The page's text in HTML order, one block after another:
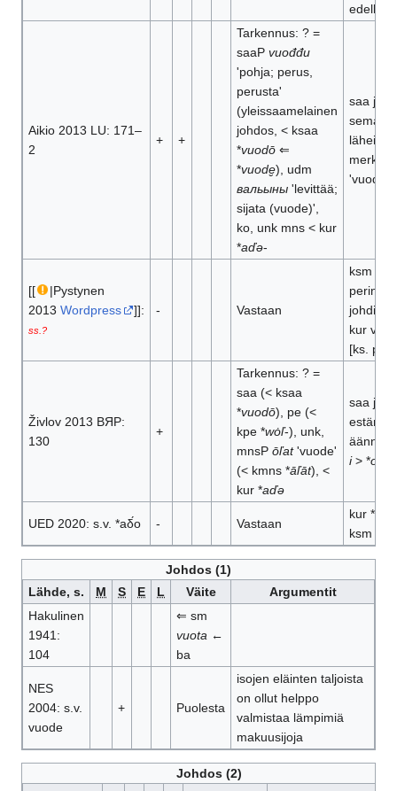
edellä
Aikio 2013 LU: 171–
2
+ +
Tarkennus: ? =
saaP vuođđu
'pohja; perus,
perusta'
(yleissaamelainen
johdos, < ksaa
*vuodō⇐
*vuode̮), udm
вальыны'levittää;
sijata (vuode)',
ko, unk mns < kur
*aďə-
saa ja
'vuode'
[[
|Pystynen
2013 Wordpress ]]:
ss.?
- Vastaan
ksm *-
perin
johdin;
kur
[ks.
Živlov 2013 ВЯР:
130
+
Tarkennus: ? =
saa (< ksaa
*vuodō), pe (<
kpe *wȯľ-), unk,
mnsP ōľat'vuode'
(< kmns *āľāt), <
kur *aďə
saa
estänyt
i> *oa-ē
UED 2020: s.v. *aδ́o - Vastaan
kur *aďo
ksm **
Johdos (1)
Lähde, s.
M S E L Väite
Argumentit
Hakulinen
1941:
104
⇐ sm
vuota ←
ba
NES
2004: s.v.
vuode
+ Puolesta
isojen eläinten taljoista
on ollut helppo
valmistaa lämpimiä
makuusijoja
Johdos (2)